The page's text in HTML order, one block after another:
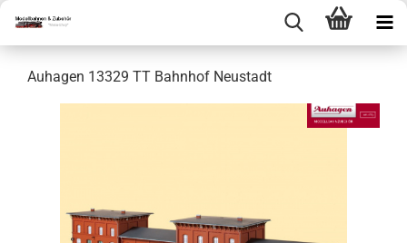
Auhagen 13329 TT Bahnhof Neustadt